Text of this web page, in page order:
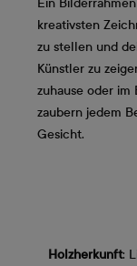
Ein
kreativsten
zu stellen und
Künstler zu
zuhause oder im
zaubern jedem
Gesicht.
Holzherkunft: